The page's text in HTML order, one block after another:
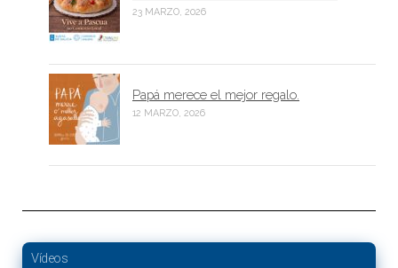
23 MARZO, 2026
Papá merece el mejor regalo.
12 MARZO, 2026
Vídeos